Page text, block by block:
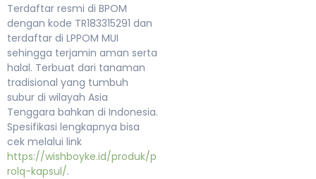
Terdaftar resmi di BPOM
dengan kode TR183315291 dan
terdaftar di LPPOM MUI
sehingga terjamin aman serta
halal. Terbuat dari tanaman
tradisional yang tumbuh
subur di wilayah Asia
Tenggara bahkan di Indonesia.
Spesifikasi lengkapnya bisa
cek melalui link
https://wishboyke.id/produk/p
rolq-kapsul/.